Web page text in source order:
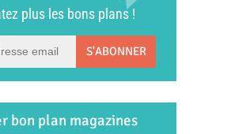
plus les bons plans !
S'ABONNER
bon plan magazines